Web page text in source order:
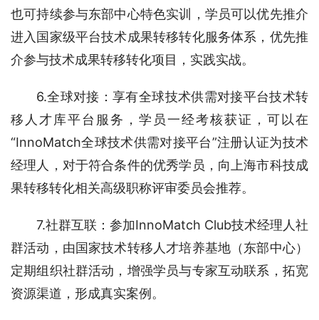
也可持续参与东部中心特色实训，学员可以优先推介
进入国家级平台技术成果转移转化服务体系，优先推
介参与技术成果转移转化项目，实践实战。
6.全球对接：享有全球技术供需对接平台技术转
移人才库平台服务，学员一经考核获证，可以在
“InnoMatch全球技术供需对接平台”注册认证为技术
经理人，对于符合条件的优秀学员，向上海市科技成
果转移转化相关高级职称评审委员会推荐。
7.社群互联：参加InnoMatch Club技术经理人社
群活动，由国家技术转移人才培养基地（东部中心）
定期组织社群活动，增强学员与专家互动联系，拓宽
资源渠道，形成真实案例。